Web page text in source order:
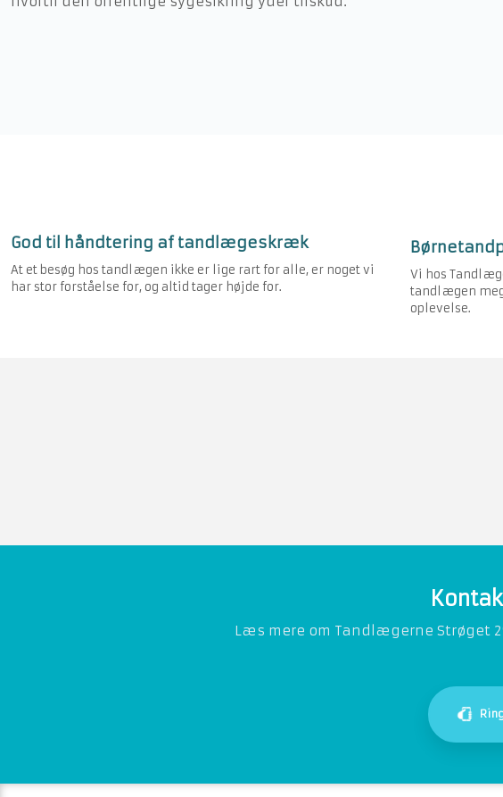
God til håndtering af tandlægeskræk
At et besøg hos tandlægen ikke er lige rart for alle, er noget vi
har stor forståelse for, og altid tager højde for.
Vi hos
tandlægen
oplevelse.
​Læs mere om Tandlægerne Strøget